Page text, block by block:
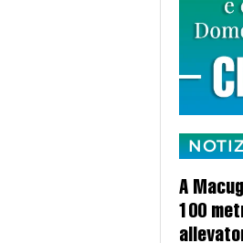
A
100